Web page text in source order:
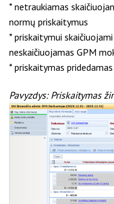
* netraukiamas
normų priskaitymus
* priskaitymui
neskaičiuojamas GPM
* priskaitymas
Pavyzdys: Priskaitymas